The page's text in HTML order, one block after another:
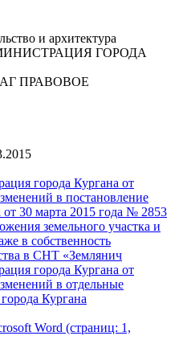
и архитектура
ГОРОДА
АГ ПРАВОВОЕ
города Кургана от
в постановление
30 марта 2015 года № 2853
земельного участка и
в собственность
в СНТ «Землянич
города Кургана от
в отдельные
Кургана
Word (страниц: 1,